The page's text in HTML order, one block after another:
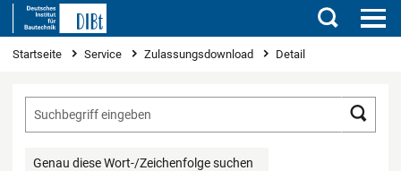
Suchen
Sie sind hier
Startseite Service Zulassungsdownload Detail
Genau diese Wort-/Zeichenfolge suchen